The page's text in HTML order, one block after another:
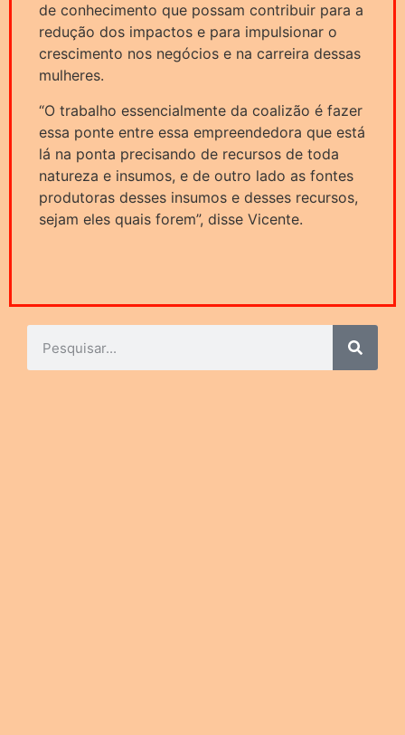
de conhecimento que possam contribuir para a
redução dos impactos e para impulsionar o
crescimento nos negócios e na carreira dessas
mulheres.
“O trabalho essencialmente da coalizão é fazer
essa ponte entre essa empreendedora que está
lá na ponta precisando de recursos de toda
natureza e insumos, e de outro lado as fontes
produtoras desses insumos e desses recursos,
sejam eles quais forem”, disse Vicente.